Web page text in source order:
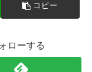
コピー
ローする